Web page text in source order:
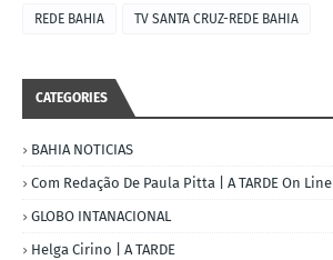
REDE BAHIA TV SANTA CRUZ-REDE BAHIA
CATEGORIES
BAHIA NOTICIAS
Com Redação De Paula Pitta | A TARDE On Line
GLOBO INTANACIONAL
Helga Cirino | A TARDE